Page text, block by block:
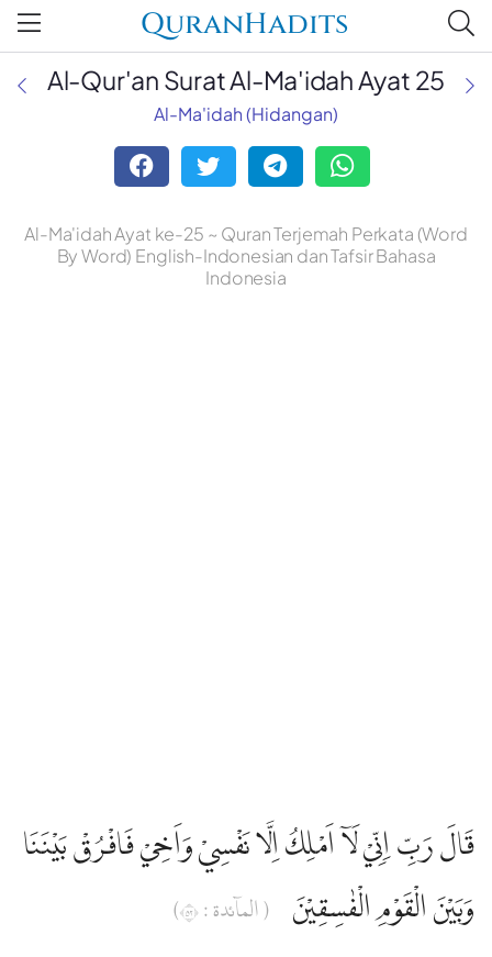
QuranHadits
Al-Qur'an Surat Al-Ma'idah Ayat 25
Al-Ma'idah (Hidangan)
Al-Ma'idah Ayat ke-25 ~ Quran Terjemah Perkata (Word
By Word) English-Indonesian dan Tafsir Bahasa
Indonesia
قَالَ رَبِّ اِنِّيْ لَآ اَمْلِكُ اِلَّا نَفْسِيْ وَاَخِيْ فَافْرُقْ بَيْنَنَا
وَبَيْنَ الْقَوْمِ الْفٰسِقِيْنَ
( الماۤئدة : ٢٥)